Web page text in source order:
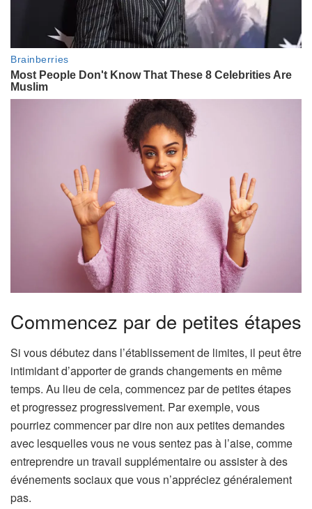
Commencez par de petites étapes
Si vous débutez dans l’établissement de limites, il peut être
intimidant d’apporter de grands changements en même
temps. Au lieu de cela, commencez par de petites étapes
et progressez progressivement. Par exemple, vous
pourriez commencer par dire non aux petites demandes
avec lesquelles vous ne vous sentez pas à l’aise, comme
entreprendre un travail supplémentaire ou assister à des
événements sociaux que vous n’appréciez généralement
pas.